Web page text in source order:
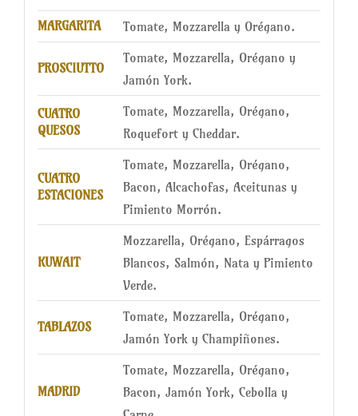
MARGARITA
Tomate, Mozzarella y Orégano.
PROSCIUTTO
Tomate, Mozzarella, Orégano y
Jamón York.
CUATRO
QUESOS
Tomate, Mozzarella, Orégano,
Roquefort y Cheddar.
CUATRO
ESTACIONES
Tomate, Mozzarella, Orégano,
Bacon, Alcachofas, Aceitunas y
Pimiento Morrón.
KUWAIT
Mozzarella, Orégano, Espárragos
Blancos, Salmón, Nata y Pimiento
Verde.
TABLAZOS
Tomate, Mozzarella, Orégano,
Jamón York y Champiñones.
MADRID
Tomate, Mozzarella, Orégano,
Bacon, Jamón York, Cebolla y